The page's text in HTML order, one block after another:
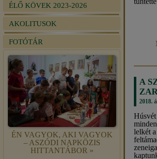
ÉLŐ KÖVEK 2023-2026
AKOLITUSOK
FOTÓTÁR
ÉN VAGYOK, AKI VAGYOK
– ASZÓDI NAPKÖZIS
HITTANTÁBOR »
A
2018.
lelkét